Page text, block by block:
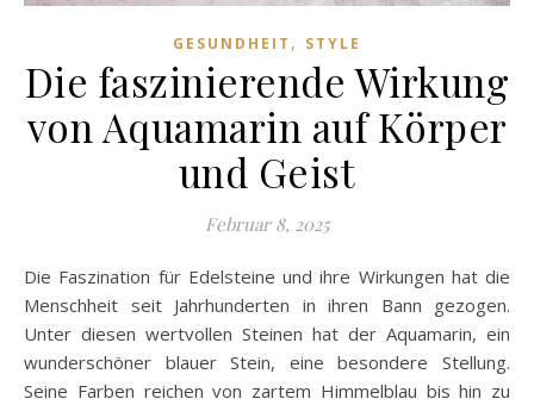
GESUNDHEIT , STYLE
Die faszinierende Wirkung
von Aquamarin auf Körper
und Geist
Februar 8, 2025
Die Faszination für Edelsteine und ihre Wirkungen hat die
Menschheit seit Jahrhunderten in ihren Bann gezogen.
Unter diesen wertvollen Steinen hat der Aquamarin, ein
wunderschöner blauer Stein, eine besondere Stellung.
Seine Farben reichen von zartem Himmelblau bis hin zu